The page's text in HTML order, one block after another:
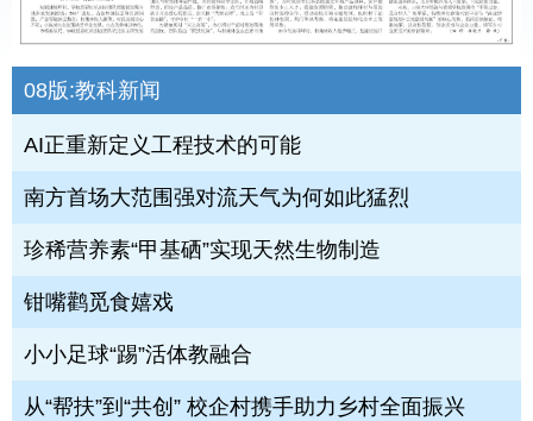
08版:教科新闻
AI正重新定义工程技术的可能
南方首场大范围强对流天气为何如此猛烈
珍稀营养素“甲基硒”实现天然生物制造
钳嘴鹳觅食嬉戏
小小足球“踢”活体教融合
从“帮扶”到“共创” 校企村携手助力乡村全面振兴